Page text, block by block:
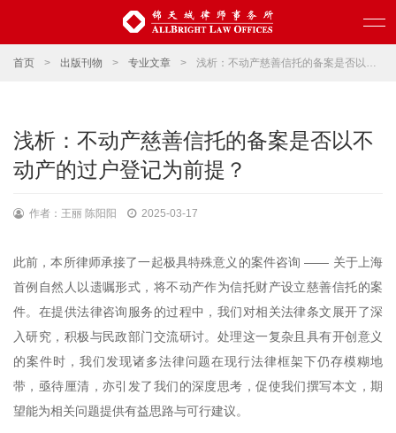
首页 > 出版刊物 > 专业文章 > 浅析：不动产慈善信托的备案是否以不动产的过户登记为前提？
浅析：不动产慈善信托的备案是否以不
动产的过户登记为前提？
作者：王丽 陈阳阳 2025-03-17
此前，本所律师承接了一起极具特殊意义的案件咨询 —— 关于上海
首例自然人以遗嘱形式，将不动产作为信托财产设立慈善信托的案
件。在提供法律咨询服务的过程中，我们对相关法律条文展开了深
入研究，积极与民政部门交流研讨。处理这一复杂且具有开创意义
的案件时，我们发现诸多法律问题在现行法律框架下仍存模糊地
带，亟待厘清，亦引发了我们的深度思考，促使我们撰写本文，期
望能为相关问题提供有益思路与可行建议。